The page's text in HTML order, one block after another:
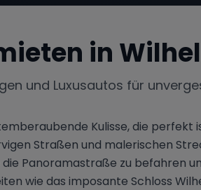
in
und Luxusautos für
Kulisse, die perfekt
Straßen und malerischen
Panoramastraße zu befahren
wie das imposante Schloss